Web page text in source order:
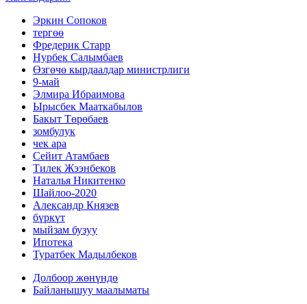
Эркин Сопоков
тергөө
Фредерик Старр
Нурбек Салымбаев
Өзгөчө кырдаалдар министрлиги
9-май
Элмира Ибраимова
Ырысбек Мааткабылов
Бакыт Төрөбаев
зомбулук
чек ара
Сейит Атамбаев
Тилек Жээнбеков
Наталья Никитенко
Шайлоо-2020
Александр Князев
бүркүт
мыйзам бузуу
Ипотека
Туратбек Мадылбеков
Долбоор жөнүндө
Байланышуу маалыматы